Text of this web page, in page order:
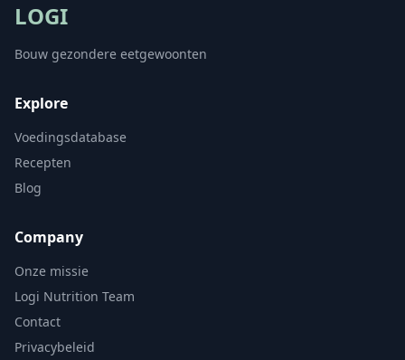
LOGI
Bouw gezondere eetgewoonten
Explore
Voedingsdatabase
Recepten
Blog
Company
Onze missie
Logi Nutrition Team
Contact
Privacybeleid